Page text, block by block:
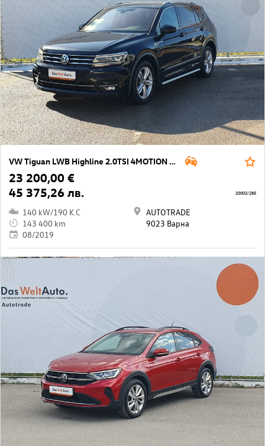
VW Tiguan LWB Highline 2.0TSI 4MOTION BMT
23 200,00 €
45 375,26 лв.
140 kW/190 K.C
143 400 km
08/2019
AUTOTRADE
9023 Варна
20002/285